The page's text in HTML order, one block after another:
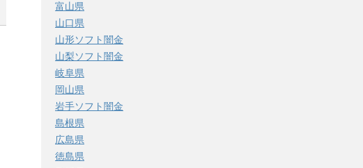
富山県
山口県
山形ソフト闇金
山梨ソフト闇金
岐阜県
岡山県
岩手ソフト闇金
島根県
広島県
徳島県